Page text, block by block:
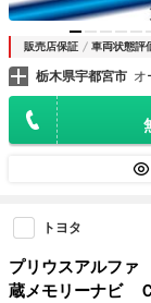
販売店保証 車両状態評
栃木県宇都宮市 オ
トヨタ
プリウスアルフ
蔵メモリーナビ